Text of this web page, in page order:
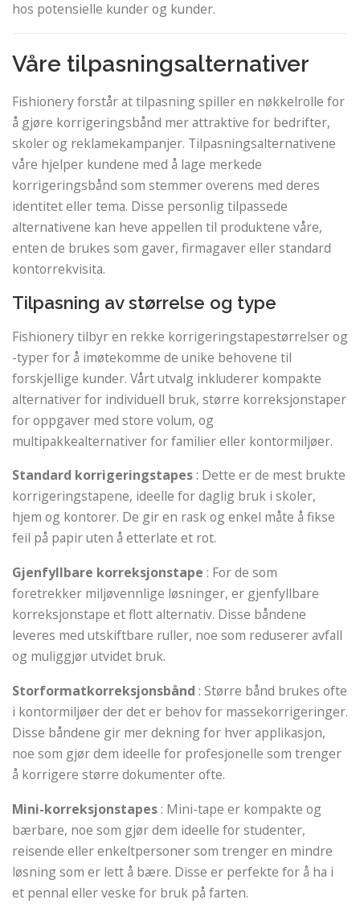
hos potensielle kunder og kunder.
Våre tilpasningsalternativer
Fishionery forstår at tilpasning spiller en nøkkelrolle for
å gjøre korrigeringsbånd mer attraktive for bedrifter,
skoler og reklamekampanjer. Tilpasningsalternativene
våre hjelper kundene med å lage merkede
korrigeringsbånd som stemmer overens med deres
identitet eller tema. Disse personlig tilpassede
alternativene kan heve appellen til produktene våre,
enten de brukes som gaver, firmagaver eller standard
kontorrekvisita.
Tilpasning av størrelse og type
Fishionery tilbyr en rekke korrigeringstapestørrelser og
-typer for å imøtekomme de unike behovene til
forskjellige kunder. Vårt utvalg inkluderer kompakte
alternativer for individuell bruk, større korreksjonstaper
for oppgaver med store volum, og
multipakkealternativer for familier eller kontormiljøer.
Standard korrigeringstapes : Dette er de mest brukte
korrigeringstapene, ideelle for daglig bruk i skoler,
hjem og kontorer. De gir en rask og enkel måte å fikse
feil på papir uten å etterlate et rot.
Gjenfyllbare korreksjonstape : For de som
foretrekker miljøvennlige løsninger, er gjenfyllbare
korreksjonstape et flott alternativ. Disse båndene
leveres med utskiftbare ruller, noe som reduserer avfall
og muliggjør utvidet bruk.
Storformatkorreksjonsbånd : Større bånd brukes ofte
i kontormiljøer der det er behov for massekorrigeringer.
Disse båndene gir mer dekning for hver applikasjon,
noe som gjør dem ideelle for profesjonelle som trenger
å korrigere større dokumenter ofte.
Mini-korreksjonstapes : Mini-tape er kompakte og
bærbare, noe som gjør dem ideelle for studenter,
reisende eller enkeltpersoner som trenger en mindre
løsning som er lett å bære. Disse er perfekte for å ha i
et pennal eller veske for bruk på farten.